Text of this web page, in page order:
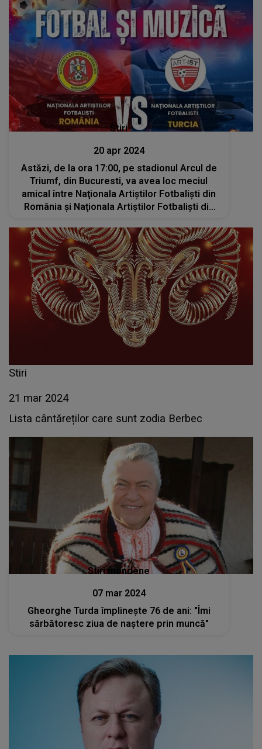
Stiri
20 apr 2024
Astăzi, de la ora 17:00, pe stadionul Arcul de
Triumf, din Bucuresti, va avea loc meciul
amical între Naţionala Artiştilor Fotbalişti din
România şi Naţionala Artiştilor Fotbalişti din
Stiri
21 mar 2024
Lista cântăreților care sunt zodia Berbec
Stiri mondene
07 mar 2024
Gheorghe Turda împlinește 76 de ani: "Îmi
sărbătoresc ziua de naștere prin muncă"